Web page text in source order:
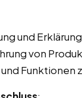
und
von
Funktionen